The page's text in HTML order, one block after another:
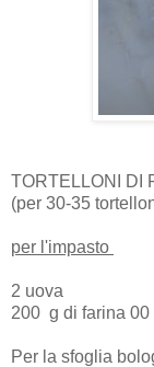
TORTELLONI DI
(per 30-35
per l'impasto
2 uova
200 g di farina 00
Per la sfoglia